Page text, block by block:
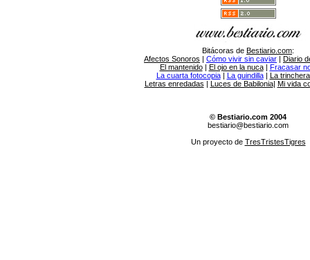
Bitácoras de Bestiario.com:
Afectos Sonoros | Cómo vivir sin caviar | Diario
El mantenido| El ojo en la nuca| Fracasar
La cuarta fotocopia| La guindilla| La
Letras enredadas | Luces de Babilonia| Mi vida
© Bestiario.com 2004
bestiario@bestiario.com
Un proyecto de TresTristesTigres